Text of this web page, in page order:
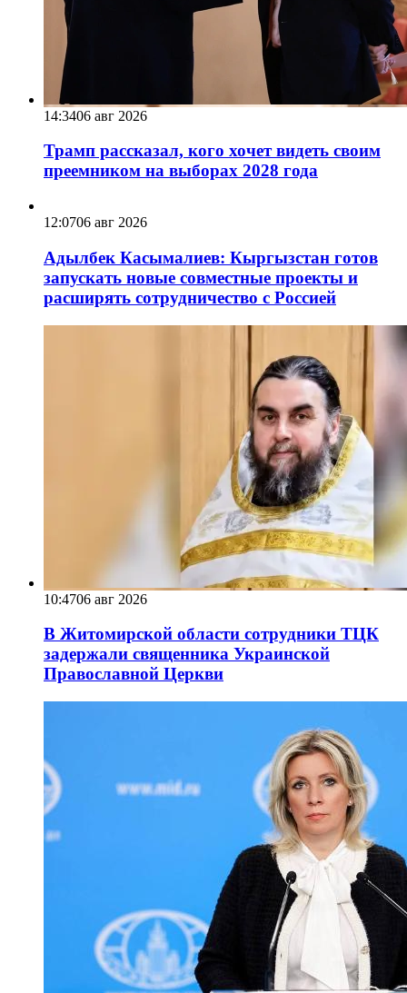
14:3406 авг 2026
Трамп рассказал, кого хочет видеть своим
преемником на выборах 2028 года
12:0706 авг 2026
Адылбек Касымалиев: Кыргызстан готов
запускать новые совместные проекты и
расширять сотрудничество с Россией
10:4706 авг 2026
В Житомирской области сотрудники ТЦК
задержали священника Украинской
Православной Церкви